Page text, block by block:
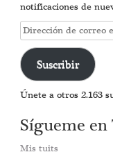
notificaciones de
Dirección
de
correo
electrónico
Suscribir
Únete a otros 2.163
Sígueme
Mis tuits